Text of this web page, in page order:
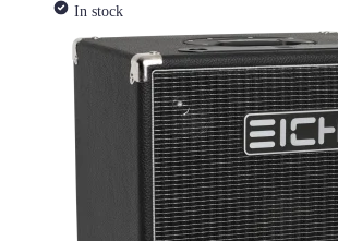
In stock